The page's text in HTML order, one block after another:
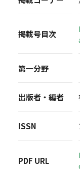
掲載号目次
第一分野
出版者・編者
ISSN
PDF URL